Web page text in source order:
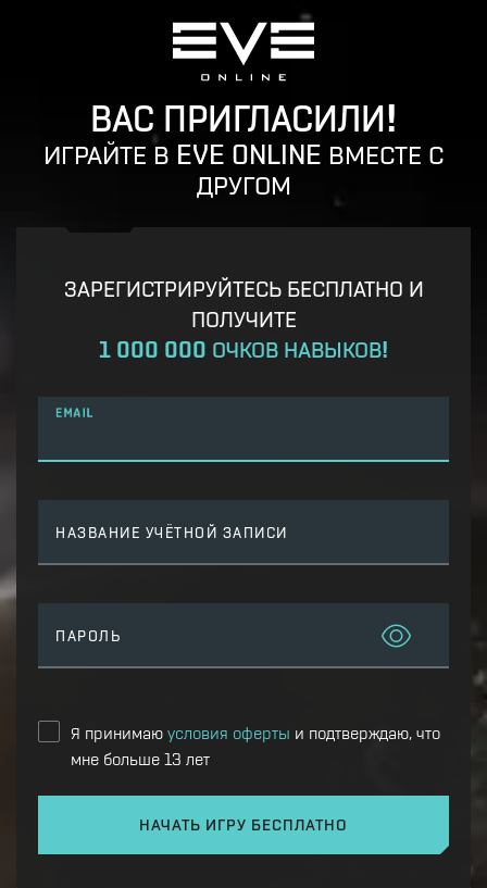
ВАС ПРИГЛАСИЛИ!
ИГРАЙТЕ В EVE ONLINE ВМЕСТЕ С
ДРУГОМ
ЗАРЕГИСТРИРУЙТЕСЬ БЕСПЛАТНО И
ПОЛУЧИТЕ
1 000 000 ОЧКОВ НАВЫКОВ!
EMAIL
НАЗВАНИЕ УЧЁТНОЙ ЗАПИСИ
ПАРОЛЬ
Я принимаю условия оферты и подтверждаю, что
мне больше 13 лет
НАЧАТЬ ИГРУ БЕСПЛАТНО